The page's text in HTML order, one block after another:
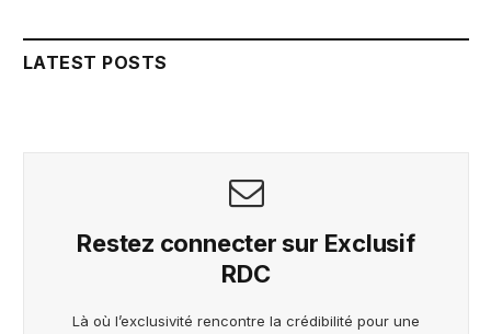
LATEST POSTS
Restez connecter sur Exclusif
RDC
Là où l’exclusivité rencontre la crédibilité pour une